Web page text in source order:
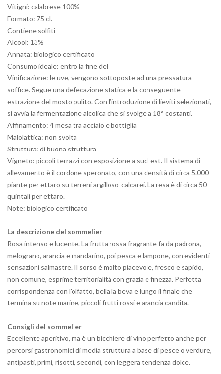
Vitigni: calabrese 100%
Formato: 75 cl.
Contiene solfiti
Alcool: 13%
Annata: biologico certificato
Consumo ideale: entro la fine del
Vinificazione: le uve, vengono sottoposte ad una pressatura
soffice. Segue una defecazione statica e la conseguente
estrazione del mosto pulito.Con l’introduzione di lieviti selezionati,
si avvia la fermentazione alcolica che si svolge a 18° costanti.
Affinamento: 4 mesa tra acciaio e bottiglia
Malolattica: non svolta
Struttura: di buona struttura
Vigneto: piccoli terrazzi con esposizione a sud-est. Il sistema di
allevamento è il cordone speronato, con una densità di circa 5.000
piante per ettaro su terreni argilloso-calcarei. La resa è di circa 50
quintali per ettaro.
Note: biologico certificato
La descrizione del sommelier
Rosa intenso e lucente. La frutta rossa fragrante fa da padrona,
melograno, arancia e mandarino, poi pesca e lampone, con evidenti
sensazioni salmastre. Il sorso è molto piacevole, fresco e sapido,
non comune, esprime territorialità con grazia e finezza. Perfetta
corrispondenza con l'olfatto, bella la beva e lungo il finale che
termina su note marine, piccoli frutti rossi e arancia candita.
Consigli del sommelier
Eccellente aperitivo, ma è un bicchiere di vino perfetto anche per
percorsi gastronomici di media struttura a base di pesce o verdure,
antipasti, primi, risotti, secondi, con leggera tendenza dolce.